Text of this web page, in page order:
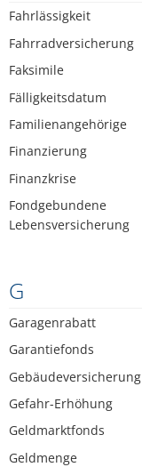
Fahrlässigkeit
Fahrradversicherung
Faksimile
Fälligkeitsdatum
Familienangehörige
Finanzierung
Finanzkrise
Fondgebundene
Lebensversicherung
G
Garagenrabatt
Garantiefonds
Gebäudeversicherung
Gefahr-Erhöhung
Geldmarktfonds
Geldmenge